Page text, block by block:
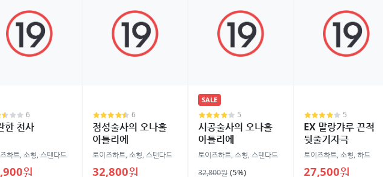
6
한 천사
하트,소형,스탠다드
원
6
점성술사의 오나홀
아틀리에
토이즈하트,소형,스탠다드
32,800원
SALE
5
시공술사의 오나홀
아틀리에
토이즈하트,소형,스탠다드
32,800원 (5%)
5
EX 말랑갸루 끈적
뒷줄기자극
토이즈하트,소형,하드
27,500원